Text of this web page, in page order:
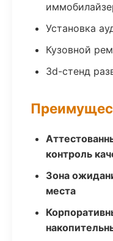
Установка
Кузовной
3d-стенд
контроль
Зона
места